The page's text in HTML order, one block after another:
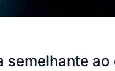
Portal
Legal
semelhante